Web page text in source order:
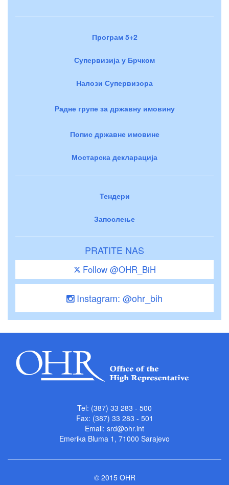
Програм 5+2
Супервизија у Брчком
Налози Супервизора
Радне групе за државну имовину
Попис државне имовине
Мостарска декларација
Тендери
Запослење
PRATITE NAS
Follow @OHR_BiH
Instagram: @ohr_bih
Tel: (387) 33 283 - 500
Fax: (387) 33 283 - 501
Email: srd@ohr.int
Emerika Bluma 1, 71000 Sarajevo
© 2015 OHR